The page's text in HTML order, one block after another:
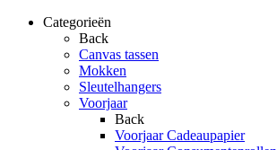
Categorieën
Back
Canvas tassen
Mokken
Sleutelhangers
Voorjaar
Back
Voorjaar Cadeaupapier